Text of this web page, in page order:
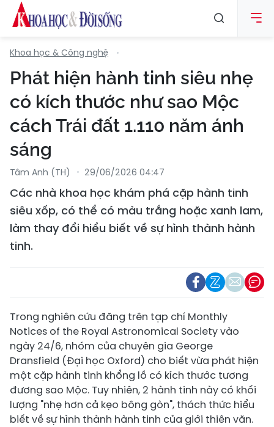
Khoa học & Công nghệ
Phát hiện hành tinh siêu nhẹ
có kích thước như sao Mộc
cách Trái đất 1.110 năm ánh
sáng
Tâm Anh (TH) 29/06/2026 04:47
Các nhà khoa học khám phá cặp hành tinh
siêu xốp, có thể có màu trắng hoặc xanh lam,
làm thay đổi hiểu biết về sự hình thành hành
tinh.
Trong nghiên cứu đăng trên tạp chí Monthly
Notices of the Royal Astronomical Society vào
ngày 24/6, nhóm của chuyên gia George
Dransfield (Đại học Oxford) cho biết vừa phát hiện
một cặp hành tinh khổng lồ có kích thước tương
đương sao Mộc. Tuy nhiên, 2 hành tinh này có khối
lượng "nhẹ hơn cả kẹo bông gòn", thách thức hiểu
biết về sự hình thành hành tinh của giới thiên văn.